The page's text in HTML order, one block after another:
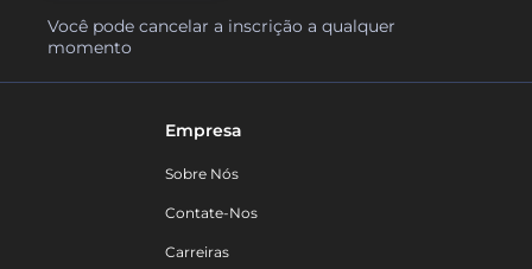
Você pode cancelar a inscrição a qualquer
momento
Empresa
Sobre Nós
Contate-Nos
Carreiras